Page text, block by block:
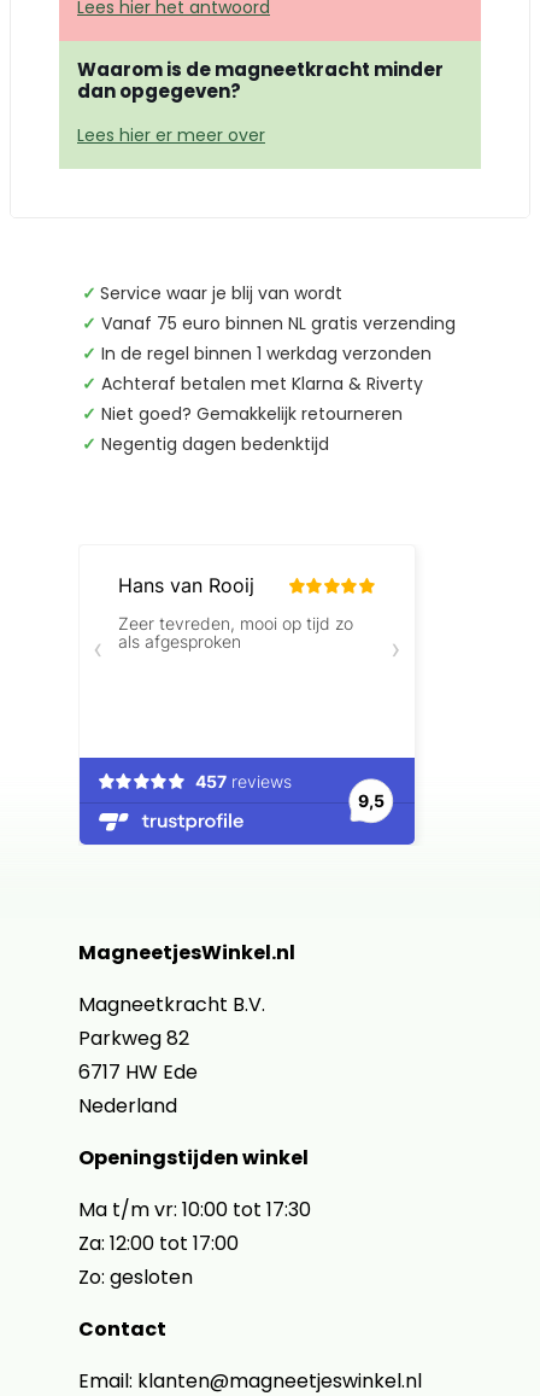
Lees hier het antwoord
Waarom is de magneetkracht minder
dan opgegeven?
Lees hier er meer over
✓ Service waar je blij van wordt
✓ Vanaf 75 euro binnen NL gratis verzending
✓ In de regel binnen 1 werkdag verzonden
✓ Achteraf betalen met Klarna & Riverty
✓ Niet goed? Gemakkelijk retourneren
✓ Negentig dagen bedenktijd
MagneetjesWinkel.nl
Magneetkracht B.V.
Parkweg 82
6717 HW Ede
Nederland
Openingstijden winkel
Ma t/m vr: 10:00 tot 17:30
Za: 12:00 tot 17:00
Zo: gesloten
Contact
Email: klanten@magneetjeswinkel.nl